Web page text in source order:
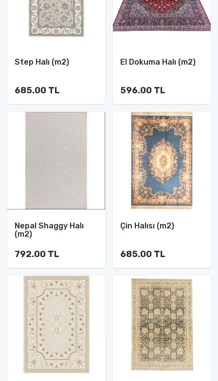
Step Halı (m2)
685.00 TL
El Dokuma Halı (m2)
596.00 TL
Nepal Shaggy Halı
(m2)
792.00 TL
Çin Halısı (m2)
685.00 TL